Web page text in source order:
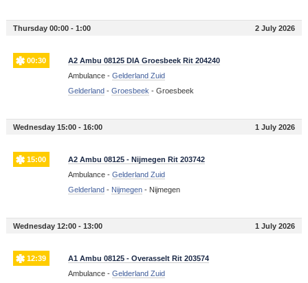
Thursday 00:00 - 1:00 2 July 2026
00:30
A2 Ambu 08125 DIA Groesbeek Rit 204240
Ambulance - Gelderland Zuid
Gelderland- Groesbeek - Groesbeek
Wednesday 15:00 - 16:00 1 July 2026
15:00
A2 Ambu 08125 - Nijmegen Rit 203742
Ambulance - Gelderland Zuid
Gelderland- Nijmegen- Nijmegen
Wednesday 12:00 - 13:00 1 July 2026
12:39
A1 Ambu 08125 - Overasselt Rit 203574
Ambulance - Gelderland Zuid